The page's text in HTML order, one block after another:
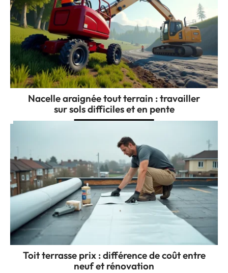
Nacelle araignée tout terrain : travailler
sur sols difficiles et en pente
Toit terrasse prix : différence de coût entre
neuf et rénovation